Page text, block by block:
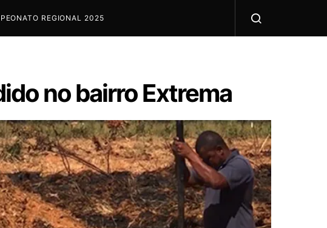
REGIONAL 2025
no bairro Extrema